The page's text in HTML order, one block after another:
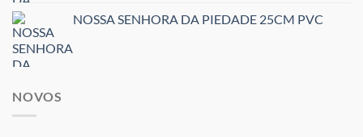
NOSSA SENHORA DA PIEDADE 25CM PVC
NOVOS